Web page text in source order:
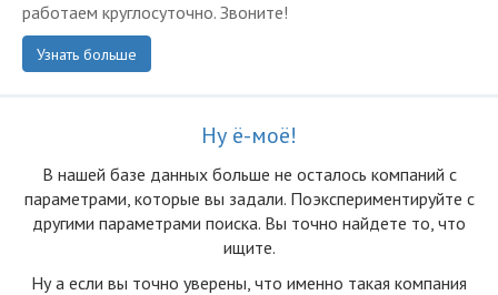
работаем круглосуточно. Звоните!
Узнать больше
Ну ё-моё!
В нашей базе данных больше не осталоcь компаний с
параметрами, которые вы задали. Поэкспериментируйте с
другими параметрами поиска. Вы точно найдете то, что
ищите.
Ну а если вы точно уверены, что именно такая компания